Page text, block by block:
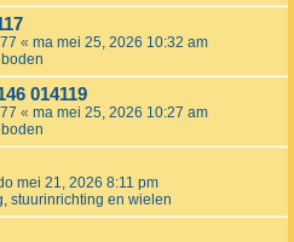
« ma mei 25, 2026 10:32 am
014119
« ma mei 25, 2026 10:27 am
mei 21, 2026 8:11 pm
stuurinrichting en wielen